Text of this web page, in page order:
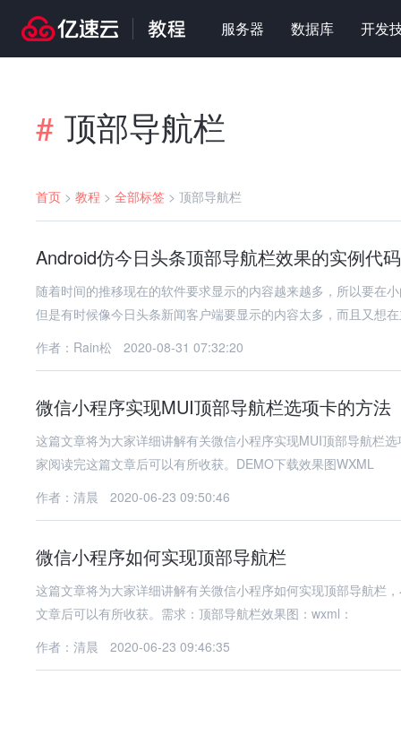
服务器 数据库 开发
# 顶部导航栏
首页 > 教程 > 全部标签 > 顶部导航栏
Android仿今日头条顶部导航栏效果的实例代码
随着时间的推移现在的软件要求显示的内容越来越多，所以要在
但是有时候像今日头条新闻客户端要显示的内容太多，而且又想
作者：Rain松
2020-08-31 07:32:20
微信小程序实现MUI顶部导航栏选项卡的方法
这篇文章将为大家详细讲解有关微信小程序实现MUI顶部导航栏
家阅读完这篇文章后可以有所收获。DEMO下载效果图WXML
作者：清晨
2020-06-23 09:50:46
微信小程序如何实现顶部导航栏
这篇文章将为大家详细讲解有关微信小程序如何实现顶部导航栏
文章后可以有所收获。需求：顶部导航栏效果图：wxml：
作者：清晨
2020-06-23 09:46:35